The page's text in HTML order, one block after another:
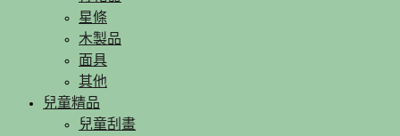
星條
木製品
面具
其他
兒童精品
兒童刮畫